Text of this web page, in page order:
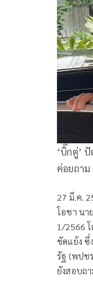
‘บิ๊กตู่’
ค่อยถาม
27 มี.ค.
โอชา นา
1/2566
ขัดแย้ง ซึ่
รัฐ (พปช
ยังสอบถ